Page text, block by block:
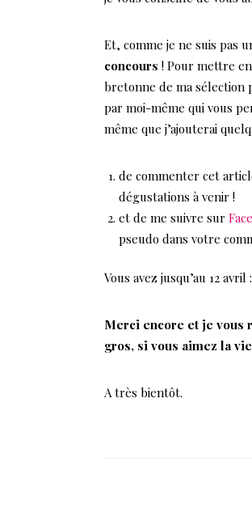
Et, comme je ne suis pas
concours ! Pour mettre
bretonne de ma sélection
par moi-même qui vous
même que j’ajouterai
de commenter cet
dégustations à venir !
et de me suivre sur
pseudo dans votre
Vous avez jusqu’au 12 avril
Merci encore et je vous
gros, si vous aimez la
A très bientôt.